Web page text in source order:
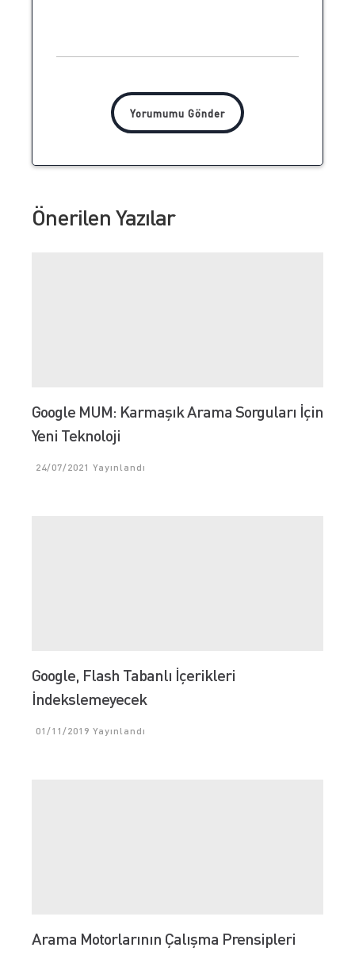
Önerilen Yazılar
Google MUM: Karmaşık Arama Sorguları İçin
Yeni Teknoloji
24/07/2021 Yayınlandı
Google, Flash Tabanlı İçerikleri
İndekslemeyecek
01/11/2019 Yayınlandı
Arama Motorlarının Çalışma Prensipleri